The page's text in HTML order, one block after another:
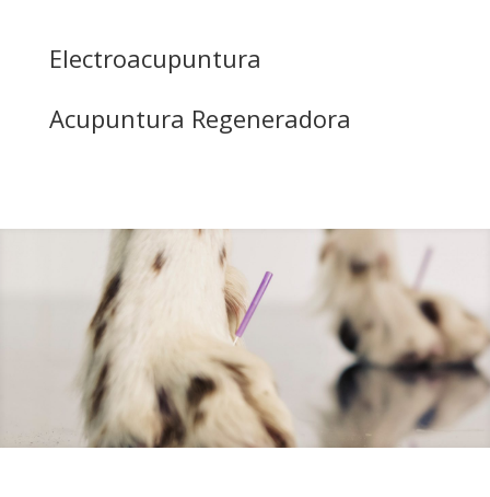
Electroacupuntura
Acupuntura Regeneradora